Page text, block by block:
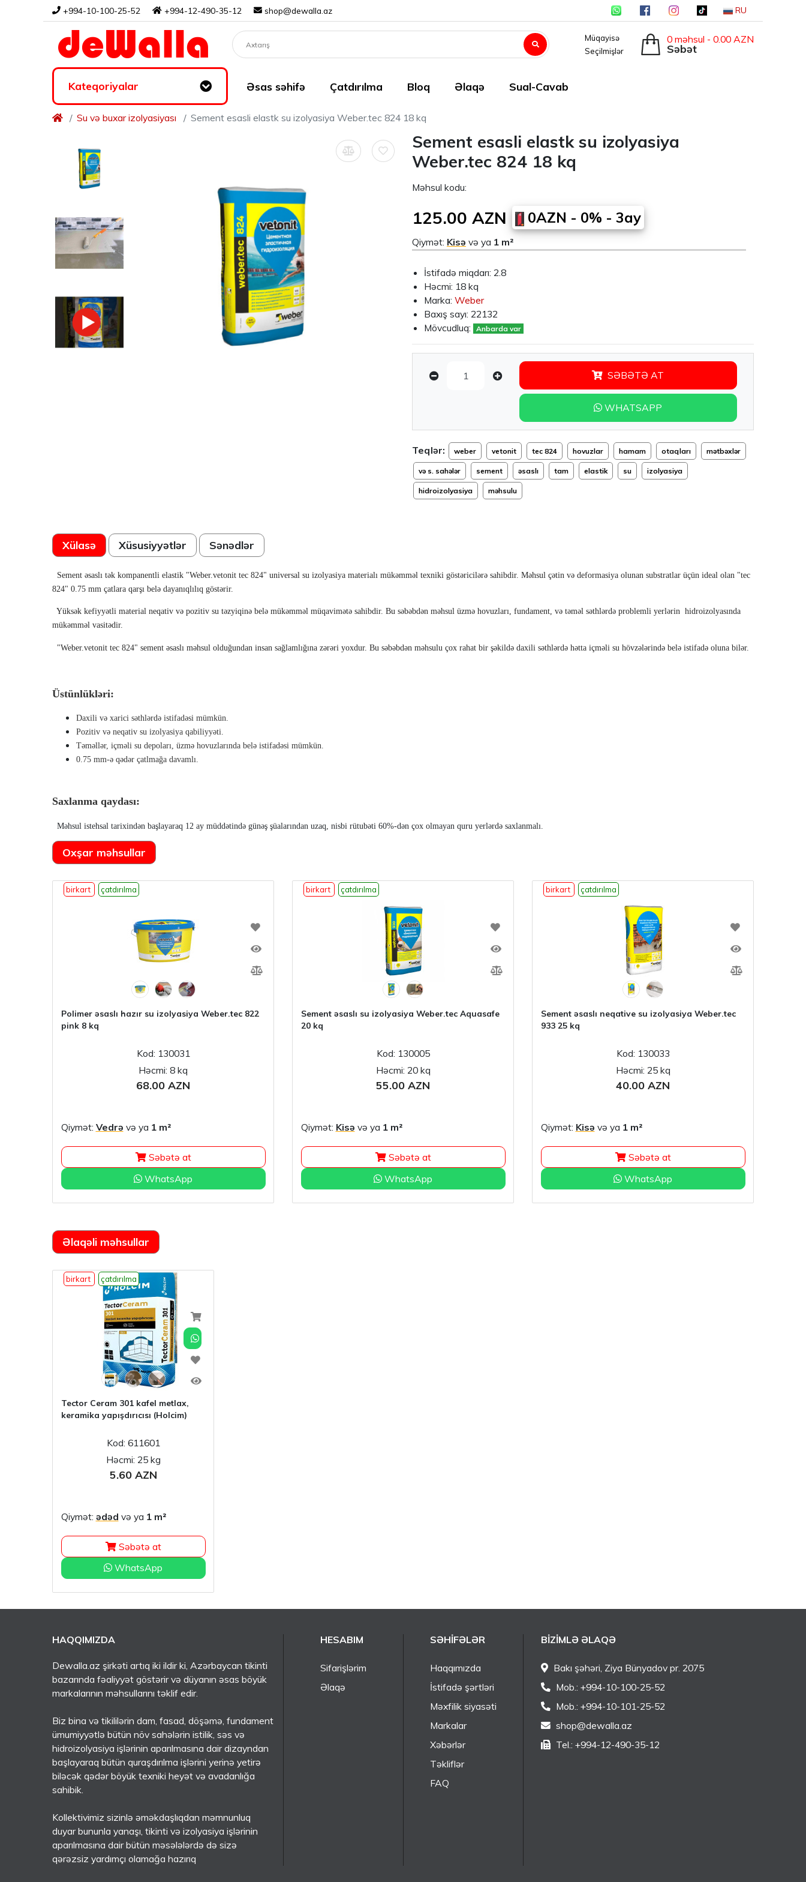
+994-10-100-25-52 +994-12-490-35-12 shop@dewalla.az RU
Müqayisə
Seçilmişlər
Səbət
0 məhsul - 0.00 AZN
Kateqoriyalar Əsas səhifə Çatdırılma Bloq Əlaqə Sual-Cavab
Su və buxar izolyasiyası Sement esasli elastk su izolyasiya Weber.tec 824 18 kq
Sement esasli elastk su izolyasiya
Weber.tec 824 18 kq
Məhsul kodu:
125.00 AZN 0AZN - 0% - 3ay
Qiymət: Kisə və ya 1 m²
İstifadə miqdarı: 2.8
Həcmi: 18 kq
Marka: Weber
Baxış sayı: 22132
Mövcudluq:
Anbarda var
SƏBƏTƏ AT
WHATSAPP
Teqlər: weber vetonit tec 824 hovuzlar hamam otaqları mətbəxlər
və s. sahələr sement əsaslı tam elastik su izolyasiya
hidroizolyasiya məhsulu
Xülasə Xüsusiyyətlər Sənədlər
Sement əsaslı tək kompanentli elastik "Weber.vetonit tec 824" universal su izolyasiya materialı mükəmməl texniki göstəricilərə sahibdir. Məhsul çətin və deformasiya olunan substratlar üçün ideal olan "tec
824" 0.75 mm çatlara qarşı belə dayanıqlılıq göstərir.
Yüksək kefiyyətli material neqativ və pozitiv su təzyiqinə belə mükəmməl müqavimətə sahibdir. Bu səbəbdən məhsul üzmə hovuzları, fundament, və təməl səthlərdə problemli yerlərin hidroizolyasında
mükəmməl vasitədir.
"Weber.vetonit tec 824" sement əsaslı məhsul olduğundan insan sağlamlığına zərəri yoxdur. Bu səbəbdən məhsulu çox rahat bir şəkildə daxili səthlərdə hətta içməli su hövzələrində belə istifadə oluna bilər.
Üstünlükləri:
Daxili və xarici səthlərdə istifadəsi mümkün.
Pozitiv və neqativ su izolyasiya qabiliyyəti.
Təməllər, içməli su depoları, üzmə hovuzlarında belə istifadəsi mümkün.
0.75 mm-ə qədər çatlmağa davamlı.
Saxlanma qaydası:
Məhsul istehsal tarixindən başlayaraq 12 ay müddətində günəş şüalarından uzaq, nisbi rütubəti 60%-dən çox olmayan quru yerlərdə saxlanmalı.
Oxşar məhsullar
birkart çatdırılma
Polimer əsaslı hazır su izolyasiya Weber.tec 822
pink 8 kq
Kod: 130031
Həcmi: 8 kq
68.00 AZN
Qiymət: Vedrə və ya 1 m²
Səbətə at
WhatsApp
birkart çatdırılma
Sement əsaslı su izolyasiya Weber.tec Aquasafe
20 kq
Kod: 130005
Həcmi: 20 kq
55.00 AZN
Qiymət: Kisə və ya 1 m²
Səbətə at
WhatsApp
birkart çatdırılma
Sement əsaslı neqative su izolyasiya Weber.tec
933 25 kq
Kod: 130033
Həcmi: 25 kq
40.00 AZN
Qiymət: Kisə və ya 1 m²
Səbətə at
WhatsApp
Əlaqəli məhsullar
birkart çatdırılma
Tector Ceram 301 kafel metlax,
keramika yapışdırıcısı (Holcim)
Kod: 611601
Həcmi: 25 kg
5.60 AZN
Qiymət: ədəd və ya 1 m²
Səbətə at
WhatsApp
HAQQIMIZDA
Dewalla.az şirkəti artıq iki ildir ki, Azərbaycan tikinti
bazarında fəaliyyət göstərir və düyanın əsas böyük
markalarının məhsullarını təklif edir.
Biz bina və tikililərin dam, fasad, döşəmə, fundament
ümumiyyətlə bütün növ sahələrin istilik, səs və
hidroizolyasiya işlərinin aparılmasına dair dizayndan
başlayaraq bütün quraşdırılma işlərini yerinə yetirə
biləcək qədər böyük texniki heyət və avadanlığa
sahibik.
Kollektivimiz sizinlə əməkdaşlıqdan məmnunluq
duyar bununla yanaşı, tikinti və izolyasiya işlərinin
aparılmasına dair bütün məsələlərdə də sizə
qərəzsiz yardımçı olamağa hazırıq
HESABIM
Sifarişlərim
Əlaqə
SƏHIFƏLƏR
Haqqımızda
İstifadə şərtləri
Məxfilik siyasəti
Markalar
Xəbərlər
Təkliflər
FAQ
BIZIMLƏ ƏLAQƏ
Bakı şəhəri, Ziya Bünyadov pr. 2075
Mob.: +994-10-100-25-52
Mob.: +994-10-101-25-52
shop@dewalla.az
Tel.: +994-12-490-35-12